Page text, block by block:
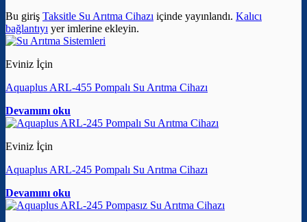
Bu giriş Taksitle Su Arıtma Cihazı içinde yayınlandı. Kalıcı
bağlantıyı yer imlerine ekleyin.
Eviniz İçin
Aquaplus ARL-455 Pompalı Su Arıtma Cihazı
Devamını oku
Eviniz İçin
Aquaplus ARL-245 Pompalı Su Arıtma Cihazı
Devamını oku